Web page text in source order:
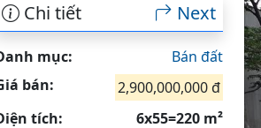
Chi tiết Next
mục:
Bán đất
bán:
2,900,000,000 đ
tích:
6x55=220 m²